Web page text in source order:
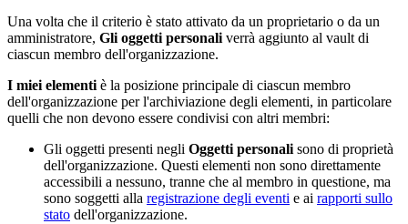
Una volta che il criterio è stato attivato da un proprietario o da un
amministratore, Gli oggetti personali verrà aggiunto al vault di
ciascun membro dell'organizzazione.
I miei elementi è la posizione principale di ciascun membro
dell'organizzazione per l'archiviazione degli elementi, in particolare
quelli che non devono essere condivisi con altri membri:
Gli oggetti presenti negli Oggetti personali sono di proprietà
dell'organizzazione. Questi elementi non sono direttamente
accessibili a nessuno, tranne che al membro in questione, ma
sono soggetti alla registrazione degli eventi e ai rapporti sullo
stato dell'organizzazione.